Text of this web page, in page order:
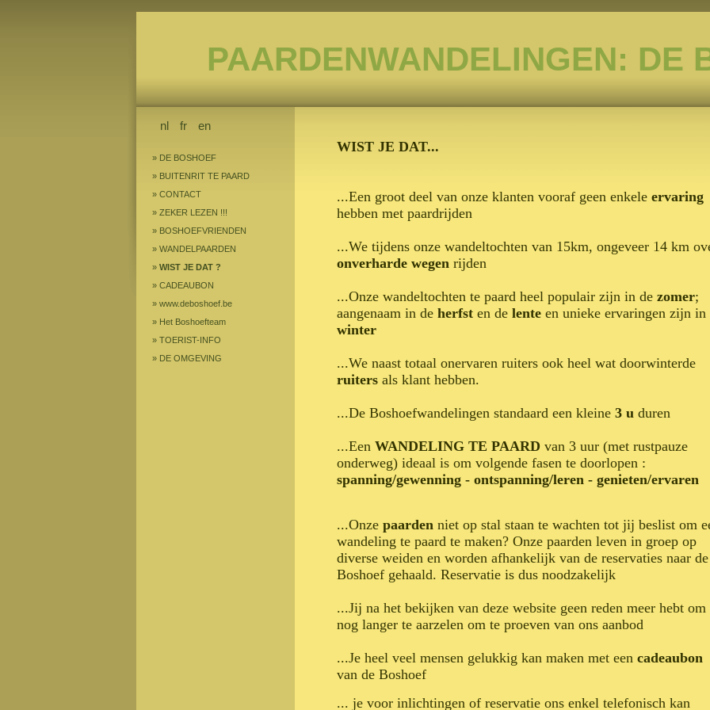
PAARDENWANDELINGEN: DE
nl fr en
» DE BOSHOEF
» BUITENRIT TE PAARD
» CONTACT
» ZEKER LEZEN !!!
» BOSHOEFVRIENDEN
» WANDELPAARDEN
» WIST JE DAT ?
» CADEAUBON
» www.deboshoef.be
» Het Boshoefteam
» TOERIST-INFO
» DE OMGEVING
WIST JE DAT...
...Een groot deel van onze klanten vooraf geen enkele ervaring
hebben met paardrijden
...We tijdens onze wandeltochten van 15km, ongeveer 14 km
onverharde wegen rijden
...Onze wandeltochten te paard heel populair zijn in de zomer;
aangenaam in de herfst en de lenteen unieke ervaringen zijn in
winter
...We naast totaal onervaren ruiters ook heel wat doorwinterde
ruitersals klant hebben.
...De Boshoefwandelingen standaard een kleine3 u duren
...Een WANDELING TE PAARD van 3 uur (met rustpauze
onderweg) ideaal is om volgende fasen te doorlopen :
spanning/gewenning - ontspanning/leren - genieten/ervaren
...Onze paardenniet op stal staan te wachten tot jij beslist om
wandeling te paard te maken? Onze paarden leven in groep op
diverse weiden en worden afhankelijk van de reservaties naar de
Boshoef gehaald. Reservatie is dus noodzakelijk
...Jij na het bekijken van deze website geen reden meer hebt om
nog langer te aarzelen om te proeven van ons aanbod
...Je heel veel mensen gelukkig kan maken met een cadeaubon
van de Boshoef
... je voor inlichtingen of reservatie ons enkel telefonisch kan